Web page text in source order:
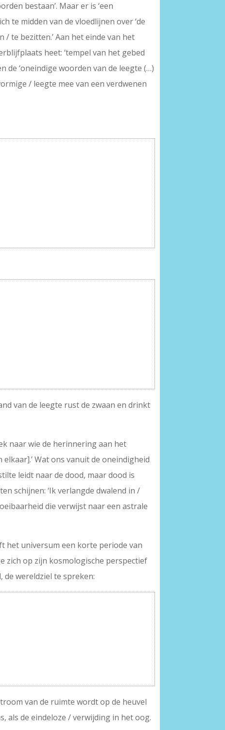
bestaan’. Maar er is ‘een
te midden van de vloedlijnen over ‘de
te bezitten.’ Aan het einde van het
heet: ‘tempel van het gebed
de ‘oneindige woorden van de leegte (…)
/ leegte mee van een verdwenen
van de leegte rust de zwaan en drinkt
naar wie de herinnering aan het
Wat ons vanuit de oneindigheid
leidt naar de dood, maar dood is
schijnen: ‘Ik verlangde dwalend in /
die verwijst naar een astrale
het universum een korte periode van
zich op zijn kosmologische perspectief
de wereldziel te spreken:
van de ruimte wordt op de heuvel
als de eindeloze / verwijding in het oog.